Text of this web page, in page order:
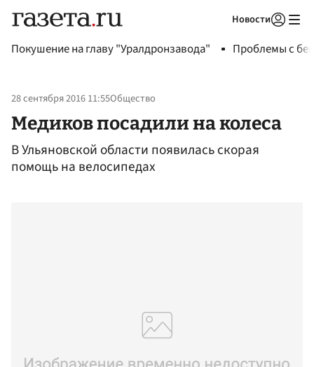
Новости
Покушение на главу "Уралдронзавода" Проблемы с
28 сентября 2016 11:55Общество
Медиков посадили на колеса
В Ульяновской области появилась скорая
помощь на велосипедах